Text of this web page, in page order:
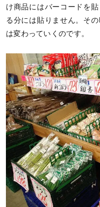
け商品にはバーコードを
る分には貼りません。そ
は変わっていくのです。